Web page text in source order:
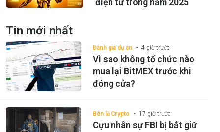
Tin mới nhất
Đánh giá dự án 4 giờ trước
Vì sao không tổ chức nào
mua lại BitMEX trước khi
đóng cửa?
Bên lề Crypto 17 giờ trước
Cựu nhân sự FBI bị bắt giữ